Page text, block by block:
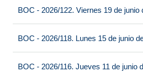
BOC - 2026/122. Viernes 19 de junio
BOC - 2026/118. Lunes 15 de junio
BOC - 2026/116. Jueves 11 de junio